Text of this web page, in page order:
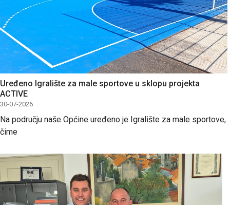
Uređeno Igralište za male sportove u sklopu projekta
ACTIVE
30-07-2026
Na području naše Općine uređeno je Igralište za male sportove,
čime